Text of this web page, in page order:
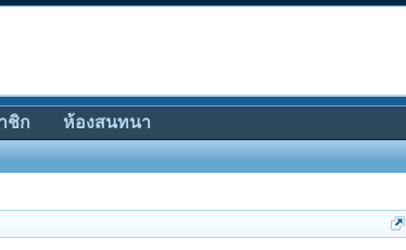
ชิก ห้องสนทนา